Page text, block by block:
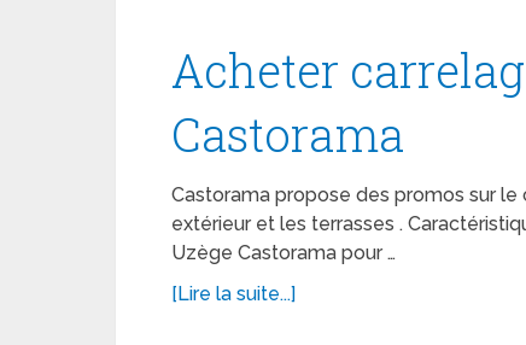
Acheter
Castorama
Castorama propose des promos sur
extérieur et les terrasses .
Uzège Castorama pour …
[Lire la suite...]